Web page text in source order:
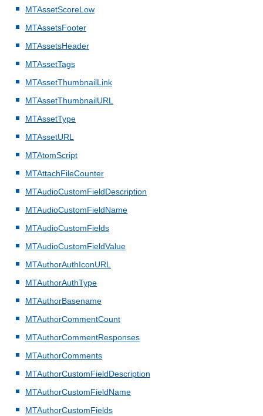
MTAssetScoreLow
MTAssetsFooter
MTAssetsHeader
MTAssetTags
MTAssetThumbnailLink
MTAssetThumbnailURL
MTAssetType
MTAssetURL
MTAtomScript
MTAttachFileCounter
MTAudioCustomFieldDescription
MTAudioCustomFieldName
MTAudioCustomFields
MTAudioCustomFieldValue
MTAuthorAuthIconURL
MTAuthorAuthType
MTAuthorBasename
MTAuthorCommentCount
MTAuthorCommentResponses
MTAuthorComments
MTAuthorCustomFieldDescription
MTAuthorCustomFieldName
MTAuthorCustomFields